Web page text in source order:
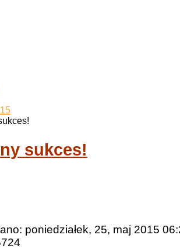
sukces!
poniedziałek, 25, maj 2015